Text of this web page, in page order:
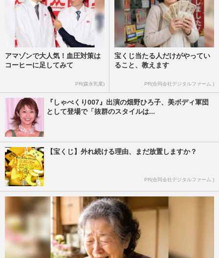
アマゾンで大人気！血圧対策は
コーヒーに足してみて
PR(森永乳業)
宝くじ当たる人だけがやってい
ること、教えます
PR(合同会社デジタルファーム )
『しゃべくり007』出演の畑野ひろ子、美ボディ軍団
として登場で「抜群のスタイルは...
【宝くじ】外れ続ける理由、まだ放置しますか？
PR(合同会社デジタルファーム )